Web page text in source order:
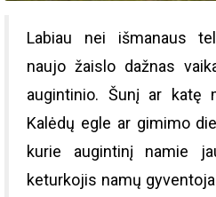
Labiau nei išmanaus
naujo žaislo dažnas
augintinio. Šunį ar katę
Kalėdų egle ar gimimo
kurie augintinį namie
keturkojis namų